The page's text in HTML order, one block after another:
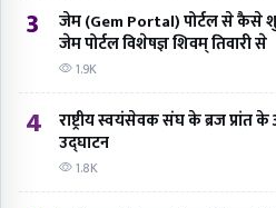
3
जेम (Gem Portal) पोर्टल से कैसे
जेम पोर्टल विशेषज्ञ शिवम् तिवारी से
1.9K
4
राष्ट्रीय स्वयंसेवक संघ के ब्रज
उद्घाटन
1.8K